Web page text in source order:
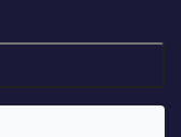
práva vyhrazena.